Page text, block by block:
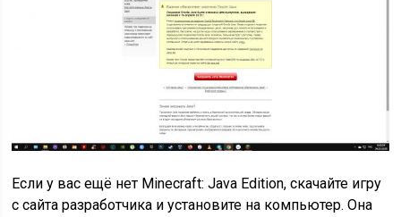
Если у вас ещё нет Minecraft: Java Edition, скачайте игру
с сайта разработчика и установите на компьютер. Она